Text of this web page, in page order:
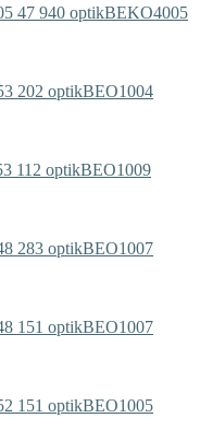
BEKO4005
BEO1004
BEO1009
BEO1007
BEO1007
BEO1005